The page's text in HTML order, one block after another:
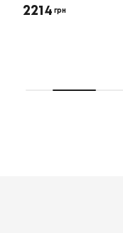
2214 грн